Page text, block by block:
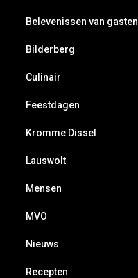
Belevenissen van gasten
Bilderberg
Culinair
Feestdagen
Kromme Dissel
Lauswolt
Mensen
MVO
Nieuws
Recepten